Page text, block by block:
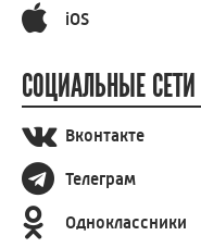
iOS
СОЦИАЛЬНЫЕ СЕТИ
Вконтакте
Телеграм
Одноклассники